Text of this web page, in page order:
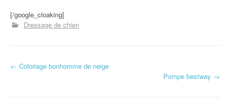
[/google_cloaking]
Dressage de chien
Navigation d'article
← Coloriage bonhomme de neige
Pompe bestway →